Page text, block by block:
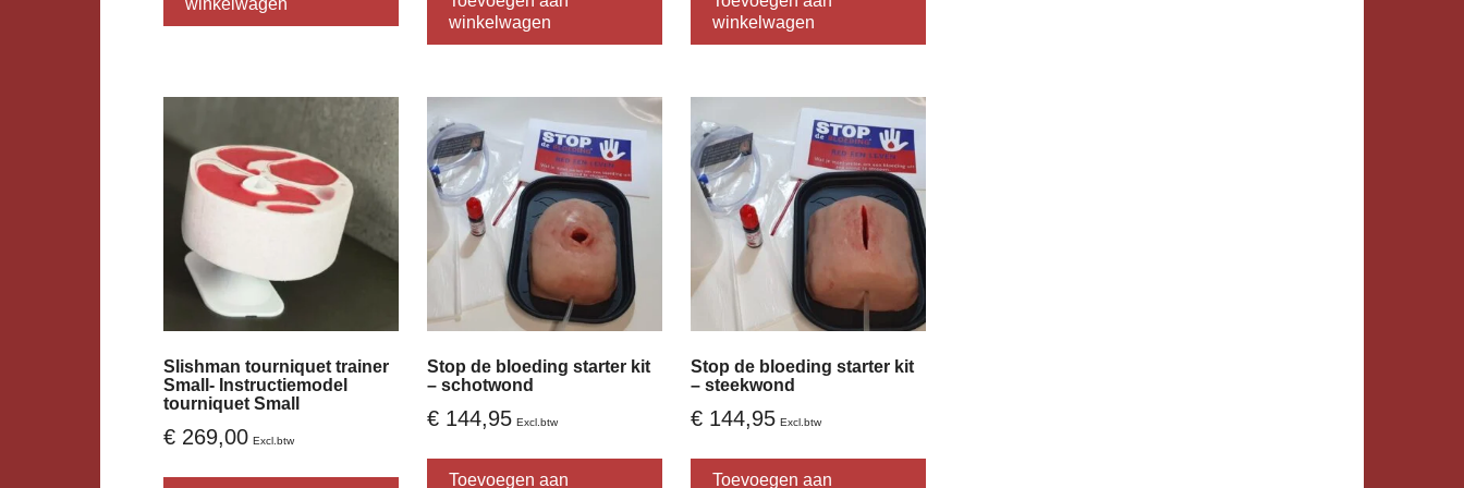
winkelwagen
winkelwagen
Slishman tourniquet trainer
Small- Instructiemodel
tourniquet Small
€ 269,00 Excl.btw
Stop de bloeding starter kit
– schotwond
€ 144,95 Excl.btw
Toevoegen aan
Stop de bloeding starter kit
– steekwond
€ 144,95 Excl.btw
Toevoegen aan